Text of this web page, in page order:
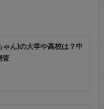
ゃん)の大学や高校は？中
査